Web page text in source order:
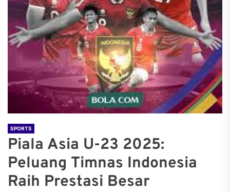
SPORTS
Piala Asia U-23 2025:
Peluang Timnas Indonesia
Raih Prestasi Besar